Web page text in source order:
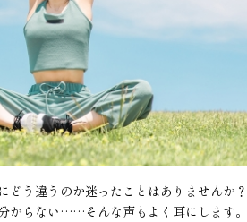
どう違うのか迷ったことはありませんか？
からない……そんな声もよく耳にします。